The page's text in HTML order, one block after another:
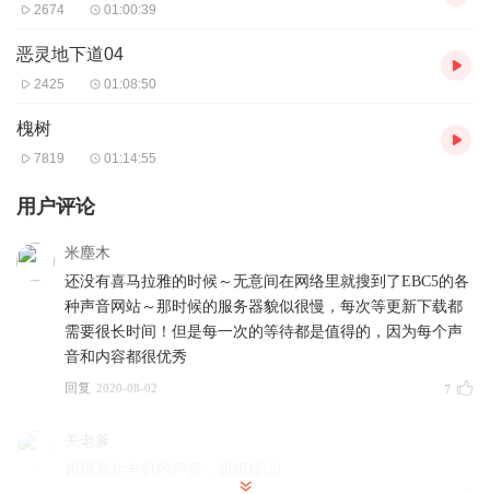
2674 01:00:39
恶灵地下道04
2425 01:08:50
槐树
7819 01:14:55
用户评论
米塵木
还没有喜马拉雅的时候～无意间在网络里就搜到了EBC5的各
种声音网站～那时候的服务器貌似很慢，每次等更新下载都
需要很长时间！但是每一次的等待都是值得的，因为每个声
音和内容都很优秀
回复 2020-08-02 7